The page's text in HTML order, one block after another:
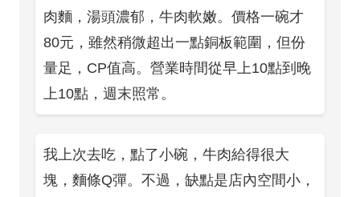
肉麵，湯頭濃郁，牛肉軟嫩。價格一碗才
80元，雖然稍微超出一點銅板範圍，但份
量足，CP值高。營業時間從早上10點到晚
上10點，週末照常。
我上次去吃，點了小碗，牛肉給得很大
塊，麵條Q彈。不過，缺點是店內空間小，